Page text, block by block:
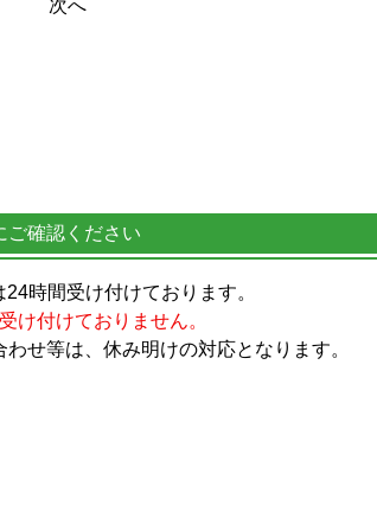
次へ
ご確認ください
時間受け付けております。
け付けておりません。
せ等は、休み明けの対応となります。